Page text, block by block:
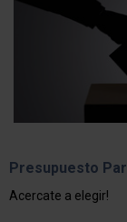
Presupuesto
Acercate a elegir!